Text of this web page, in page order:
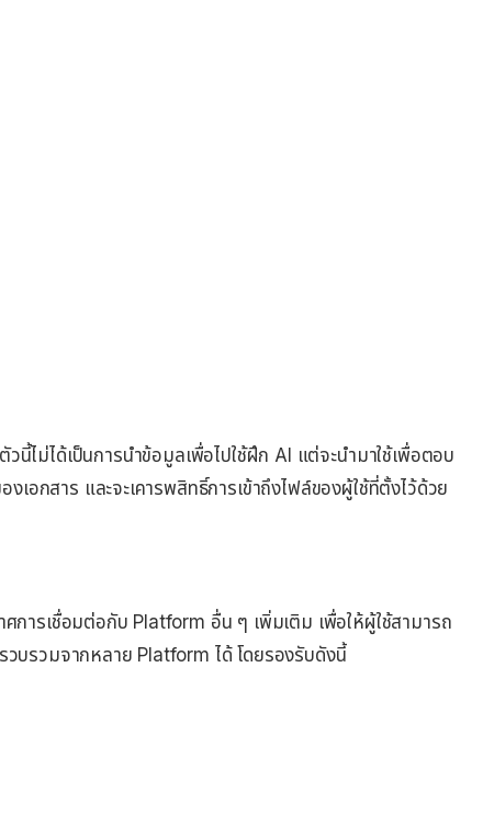
นี้ไม่ได้เป็นการนำข้อมูลเพื่อไปใช้ฝึก AI แต่จะนำมาใช้เพื่อตอบ
อกสาร และจะเคารพสิทธิ์การเข้าถึงไฟล์ของผู้ใช้ที่ตั้งไว้ด้วย
การเชื่อมต่อกับ Platform อื่น ๆ เพิ่มเติม เพื่อให้ผู้ใช้สามารถ
วบรวมจากหลาย Platform ได้ โดยรองรับดังนี้